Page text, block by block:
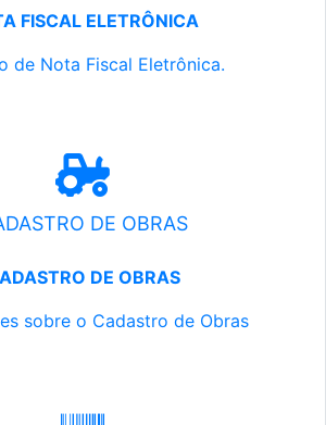
FISCAL ELETRÔNICA
de Nota Fiscal Eletrônica.
DE OBRAS
DE OBRAS
sobre o Cadastro de Obras